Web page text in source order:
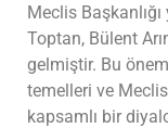
Meclis
Toptan, Bülent
gelmiştir. Bu
temelleri ve
kapsamlı bir